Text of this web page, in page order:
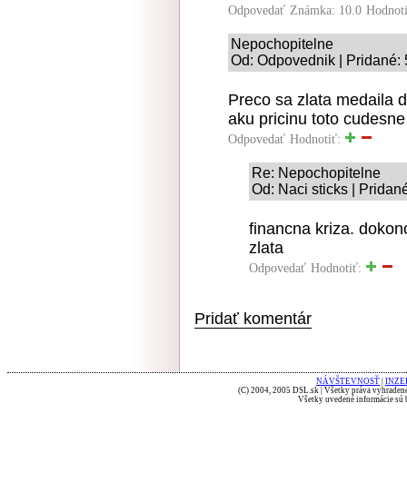
Odpovedať Známka: 10.0
Nepochopitelne
Od: Odpovednik | Pridané:
Preco sa zlata medaila
aku pricinu toto
Odpovedať Hodnotiť:
Re: Nepochopitelne
Od: Naci sticks |
financna kriza.
zlata
Odpovedať Hodnotiť:
Pridať komentár
NÁVŠTEVNOSŤ
(C) 2004, 2005 DSL.sk | Všetky práva
Všetky uvedené informácie sú